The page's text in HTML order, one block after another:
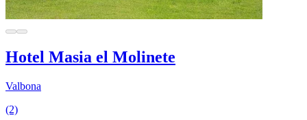
Hotel Masia el Molinete
Valbona
(2)